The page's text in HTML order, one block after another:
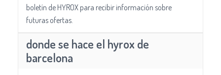
boletín de HYROX para recibir información sobre
futuras ofertas.
donde se hace el hyrox de
barcelona